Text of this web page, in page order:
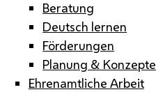
Beratung
Deutsch lernen
Förderungen
Planung & Konzepte
Ehrenamtliche Arbeit